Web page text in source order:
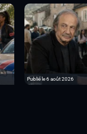
Publié le 6 août 2026